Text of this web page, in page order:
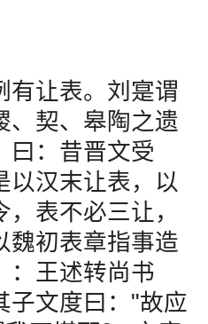
让表。刘寔谓
、契、皋陶之遗
曰：昔晋文受
以汉末让表，以
表不必三让，
魏初表章指事造
：王述转尚书
文度曰： "故应